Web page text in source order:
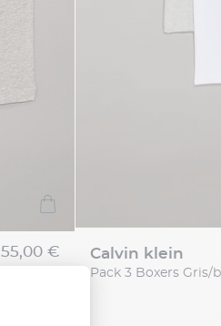
55,00 € calvin klein